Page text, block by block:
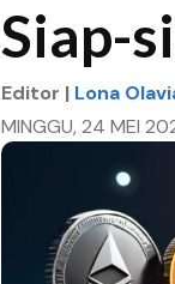
Siap-
Editor | Lona
MINGGU, 24 MEI